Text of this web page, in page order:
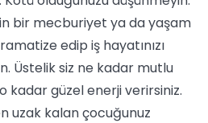
bir mecburiyet ya da yaşam
edip iş hayatınızı
Üstelik siz ne kadar mutlu
kadar güzel enerji verirsiniz.
uzak kalan çocuğunuz